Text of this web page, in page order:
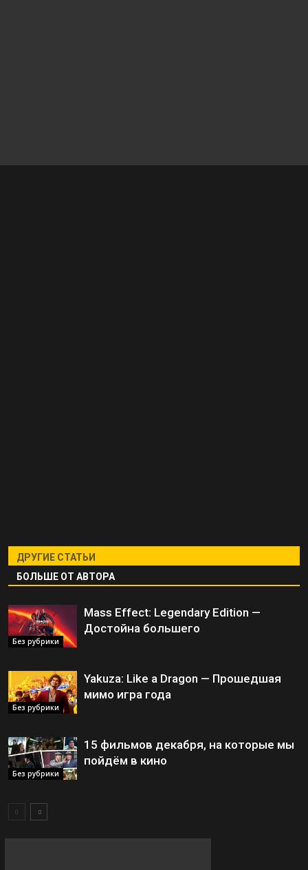
ДРУГИЕ СТАТЬИ
БОЛЬШЕ ОТ АВТОРА
Без рубрики
Mass Effect: Legendary Edition —
Достойна большего
Без рубрики
Yakuza: Like a Dragon — Прошедшая
мимо игра года
Без рубрики
15 фильмов декабря, на которые мы
пойдём в кино